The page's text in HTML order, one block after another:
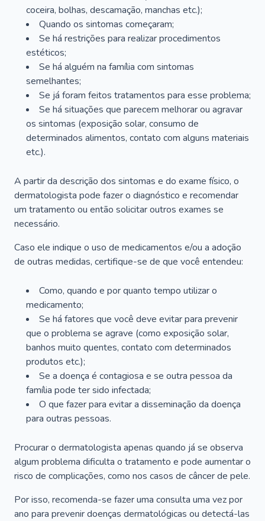
coceira, bolhas, descamação, manchas etc.);
Quando os sintomas começaram;
Se há restrições para realizar procedimentos
estéticos;
Se há alguém na família com sintomas
semelhantes;
Se já foram feitos tratamentos para esse problema;
Se há situações que parecem melhorar ou agravar
os sintomas (exposição solar, consumo de
determinados alimentos, contato com alguns materiais
etc.).
A partir da descrição dos sintomas e do exame físico, o
dermatologista pode fazer o diagnóstico e recomendar
um tratamento ou então solicitar outros exames se
necessário.
Caso ele indique o uso de medicamentos e/ou a adoção
de outras medidas, certifique-se de que você entendeu:
Como, quando e por quanto tempo utilizar o
medicamento;
Se há fatores que você deve evitar para prevenir
que o problema se agrave (como exposição solar,
banhos muito quentes, contato com determinados
produtos etc.);
Se a doença é contagiosa e se outra pessoa da
família pode ter sido infectada;
O que fazer para evitar a disseminação da doença
para outras pessoas.
Procurar o dermatologista apenas quando já se observa
algum problema dificulta o tratamento e pode aumentar o
risco de complicações, como nos casos de câncer de pele.
Por isso, recomenda-se fazer uma consulta uma vez por
ano para prevenir doenças dermatológicas ou detectá-las